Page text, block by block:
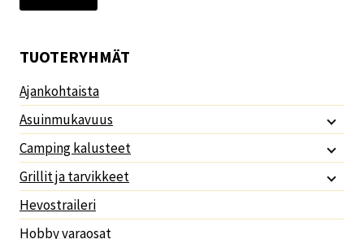
TUOTERYHMÄT
Ajankohtaista
Asuinmukavuus
Camping kalusteet
Grillit ja tarvikkeet
Hevostraileri
Hobby varaosat